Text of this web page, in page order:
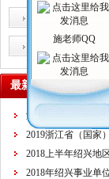
校情概述
师资力量
最新课程
浙江省公务员面试
2019浙江省（国家
2018上半年绍兴地
2018年绍兴事业单
施老师QQ